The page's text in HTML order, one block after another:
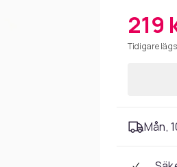
219
Tidigare
Mån,